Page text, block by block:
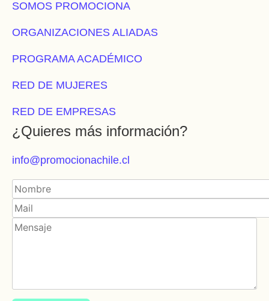
SOMOS PROMOCIONA
ORGANIZACIONES ALIADAS
PROGRAMA ACADÉMICO
RED DE MUJERES
RED DE EMPRESAS
¿Quieres más información?
info@promocionachile.cl